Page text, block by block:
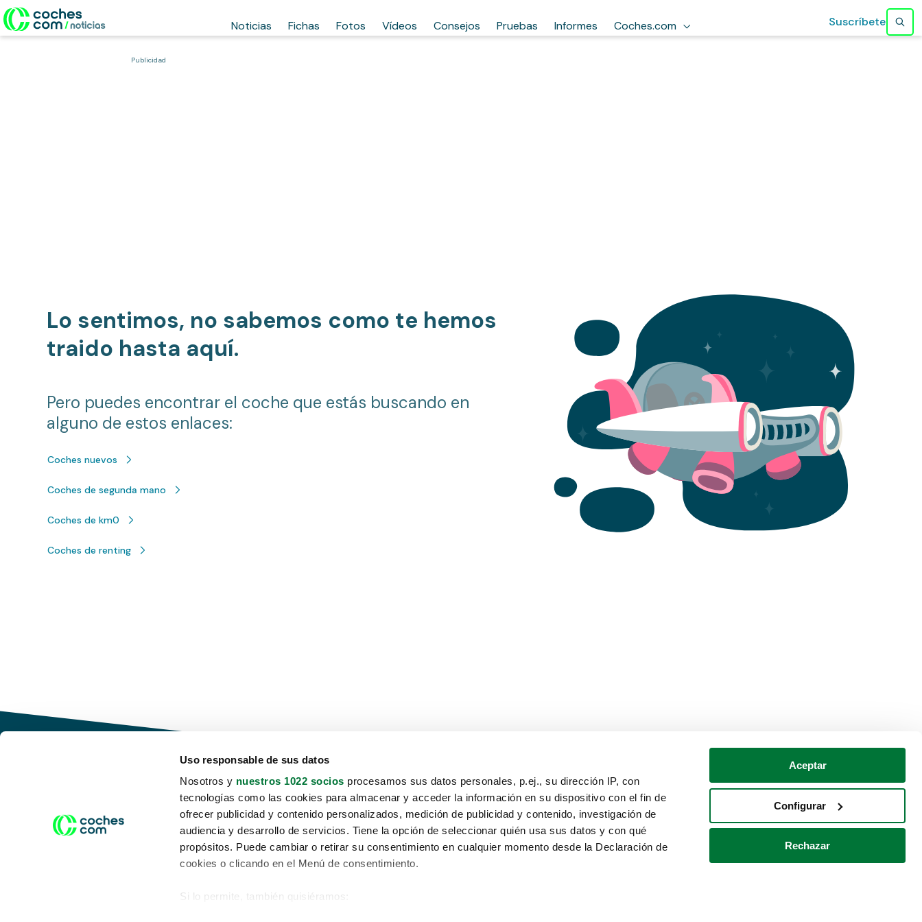
Uso responsable de sus datos
Nosotros y nuestros 1022 socios procesamos sus datos personales, p.ej., su dirección IP, con
tecnologías como las cookies para almacenar y acceder la información en su dispositivo con el fin de
ofrecer publicidad y contenido personalizados, medición de publicidad y contenido, investigación de
audiencia y desarrollo de servicios. Tiene la opción de seleccionar quién usa sus datos y con qué
propósitos. Puede cambiar o retirar su consentimiento en cualquier momento desde la Declaración de
cookies o clicando en el Menú de consentimiento.
Si lo permite, también quisiéramos:
Aceptar
Configurar
Rechazar
Noticias Fichas Fotos Vídeos Consejos Pruebas Informes Coches.com Suscríbete
Publicidad
Lo sentimos, no sabemos como te hemos
traido hasta aquí.
Pero puedes encontrar el coche que estás buscando en
alguno de estos enlaces:
Coches nuevos
Coches de segunda mano
Coches de km0
Coches de renting
Conduce tu futuro,
desata tu movilidad